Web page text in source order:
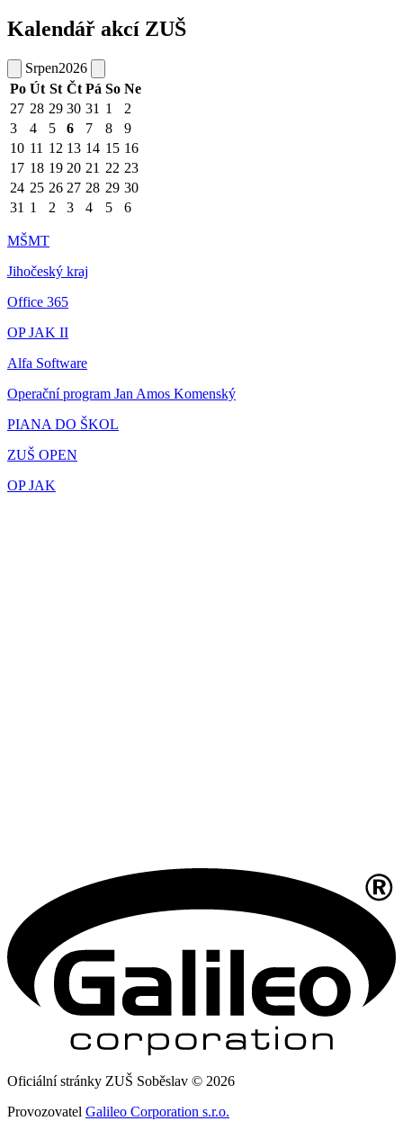
Kalendář akcí ZUŠ
Srpen2026
Po Út St Čt Pá So Ne
27 28 29 30 31 1
2
3
4 5 6 7 8
9
10 11 12 13 14 15 16
17 18 19 20 21 22 23
24 25 26 27 28 29 30
31 1 2 3 4 5 6
MŠMT
Jihočeský kraj
Office 365
OP JAK II
Alfa Software
Operační program Jan Amos Komenský
PIANA DO ŠKOL
ZUŠ OPEN
OP JAK
Oficiální stránky ZUŠ Soběslav © 2026
Provozovatel Galileo Corporation s.r.o.